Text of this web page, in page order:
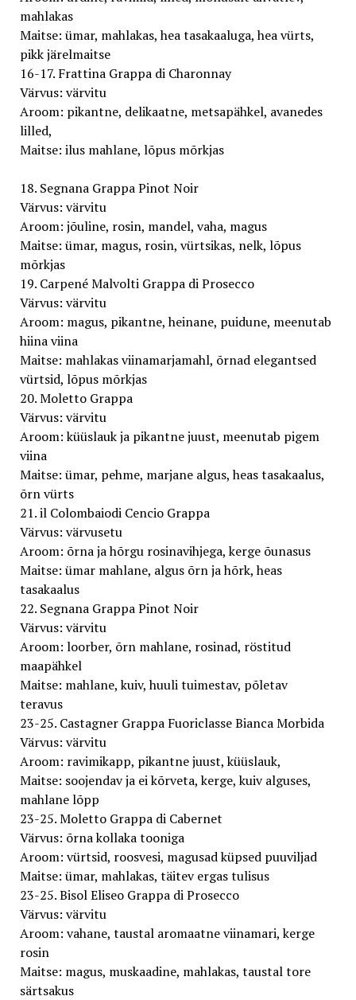
mahlakas
Maitse: ümar, mahlakas, hea tasakaaluga, hea vürts,
pikk järelmaitse
16-17. Frattina Grappa di Charonnay
Värvus: värvitu
Aroom: pikantne, delikaatne, metsapähkel, avanedes
lilled,
Maitse: ilus mahlane, lõpus mõrkjas
18. Segnana Grappa Pinot Noir
Värvus: värvitu
Aroom: jõuline, rosin, mandel, vaha, magus
Maitse: ümar, magus, rosin, vürtsikas, nelk, lõpus
mõrkjas
19. Carpené Malvolti Grappa di Prosecco
Värvus: värvitu
Aroom: magus, pikantne, heinane, puidune, meenutab
hiina viina
Maitse: mahlakas viinamarjamahl, õrnad elegantsed
vürtsid, lõpus mõrkjas
20. Moletto Grappa
Värvus: värvitu
Aroom: küüslauk ja pikantne juust, meenutab pigem
viina
Maitse: ümar, pehme, marjane algus, heas tasakaalus,
õrn vürts
21. il Colombaiodi Cencio Grappa
Värvus: värvusetu
Aroom: õrna ja hõrgu rosinavihjega, kerge õunasus
Maitse: ümar mahlane, algus õrn ja hõrk, heas
tasakaalus
22. Segnana Grappa Pinot Noir
Värvus: värvitu
Aroom: loorber, õrn mahlane, rosinad, röstitud
maapähkel
Maitse: mahlane, kuiv, huuli tuimestav, põletav
teravus
23-25. Castagner Grappa Fuoriclasse Bianca Morbida
Värvus: värvitu
Aroom: ravimikapp, pikantne juust, küüslauk,
Maitse: soojendav ja ei kõrveta, kerge, kuiv alguses,
mahlane lõpp
23-25. Moletto Grappa di Cabernet
Värvus: õrna kollaka tooniga
Aroom: vürtsid, roosvesi, magusad küpsed puuviljad
Maitse: ümar, mahlakas, täitev ergas tulisus
23-25. Bisol Eliseo Grappa di Prosecco
Värvus: värvitu
Aroom: vahane, taustal aromaatne viinamari, kerge
rosin
Maitse: magus, muskaadine, mahlakas, taustal tore
särtsakus